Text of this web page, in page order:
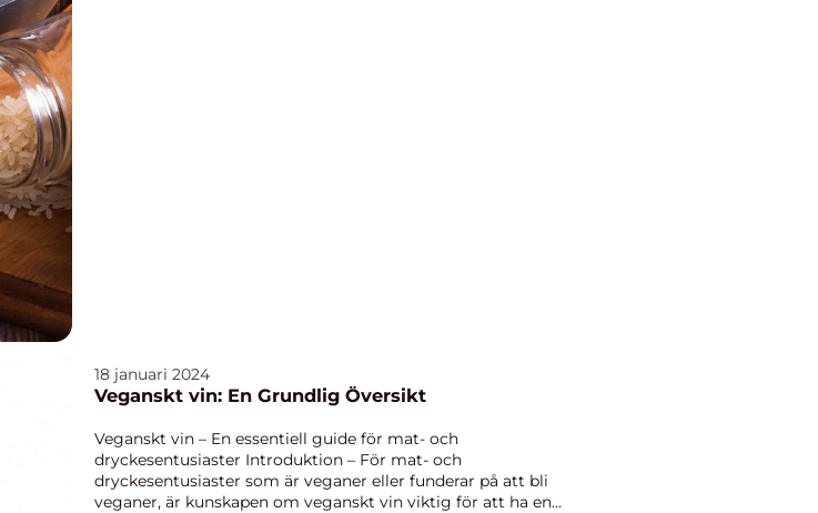
18 januari 2024
Veganskt vin: En Grundlig Översikt
Veganskt vin – En essentiell guide för mat- och
dryckesentusiaster Introduktion – För mat- och
dryckesentusiaster som är veganer eller funderar på att bli
veganer, är kunskapen om veganskt vin viktig för att ha en